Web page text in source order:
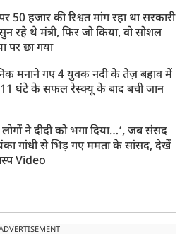
50 हजार की रिश्वत मांग रहा था सरकारी
रहे थे मंत्री, फिर जो किया, वो सोशल
पर छा गया
मनाने गए 4 युवक नदी के तेज़ बहाव में
घंटे के सफल रेस्क्यू के बाद बची जान
ने दीदी को भगा दिया…’, जब संसद
गांधी से भिड़ गए ममता के सांसद, देखें
Video